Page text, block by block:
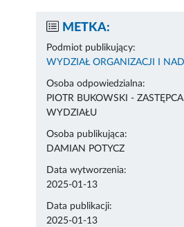
METKA:
Podmiot publikujący:
WYDZIAŁ ORGANIZACJI I
Osoba odpowiedzialna:
PIOTR BUKOWSKI -
WYDZIAŁU
Osoba publikująca:
DAMIAN POTYCZ
Data wytworzenia:
2025-01-13
Data publikacji:
2025-01-13